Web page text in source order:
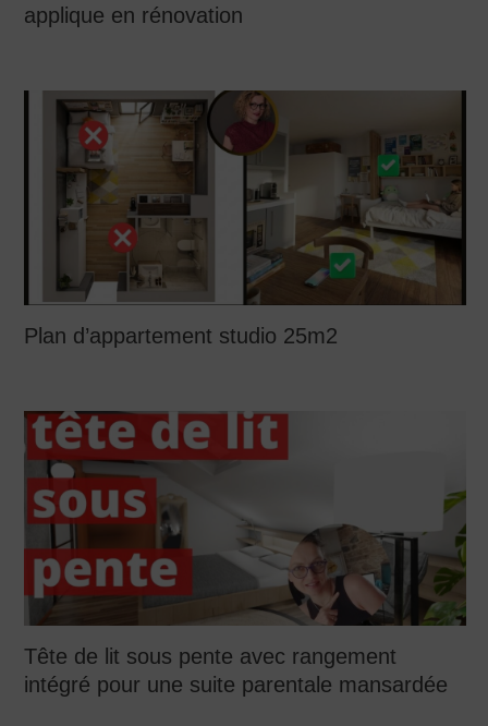
applique en rénovation
Plan d’appartement studio 25m2
Tête de lit sous pente avec rangement
intégré pour une suite parentale mansardée